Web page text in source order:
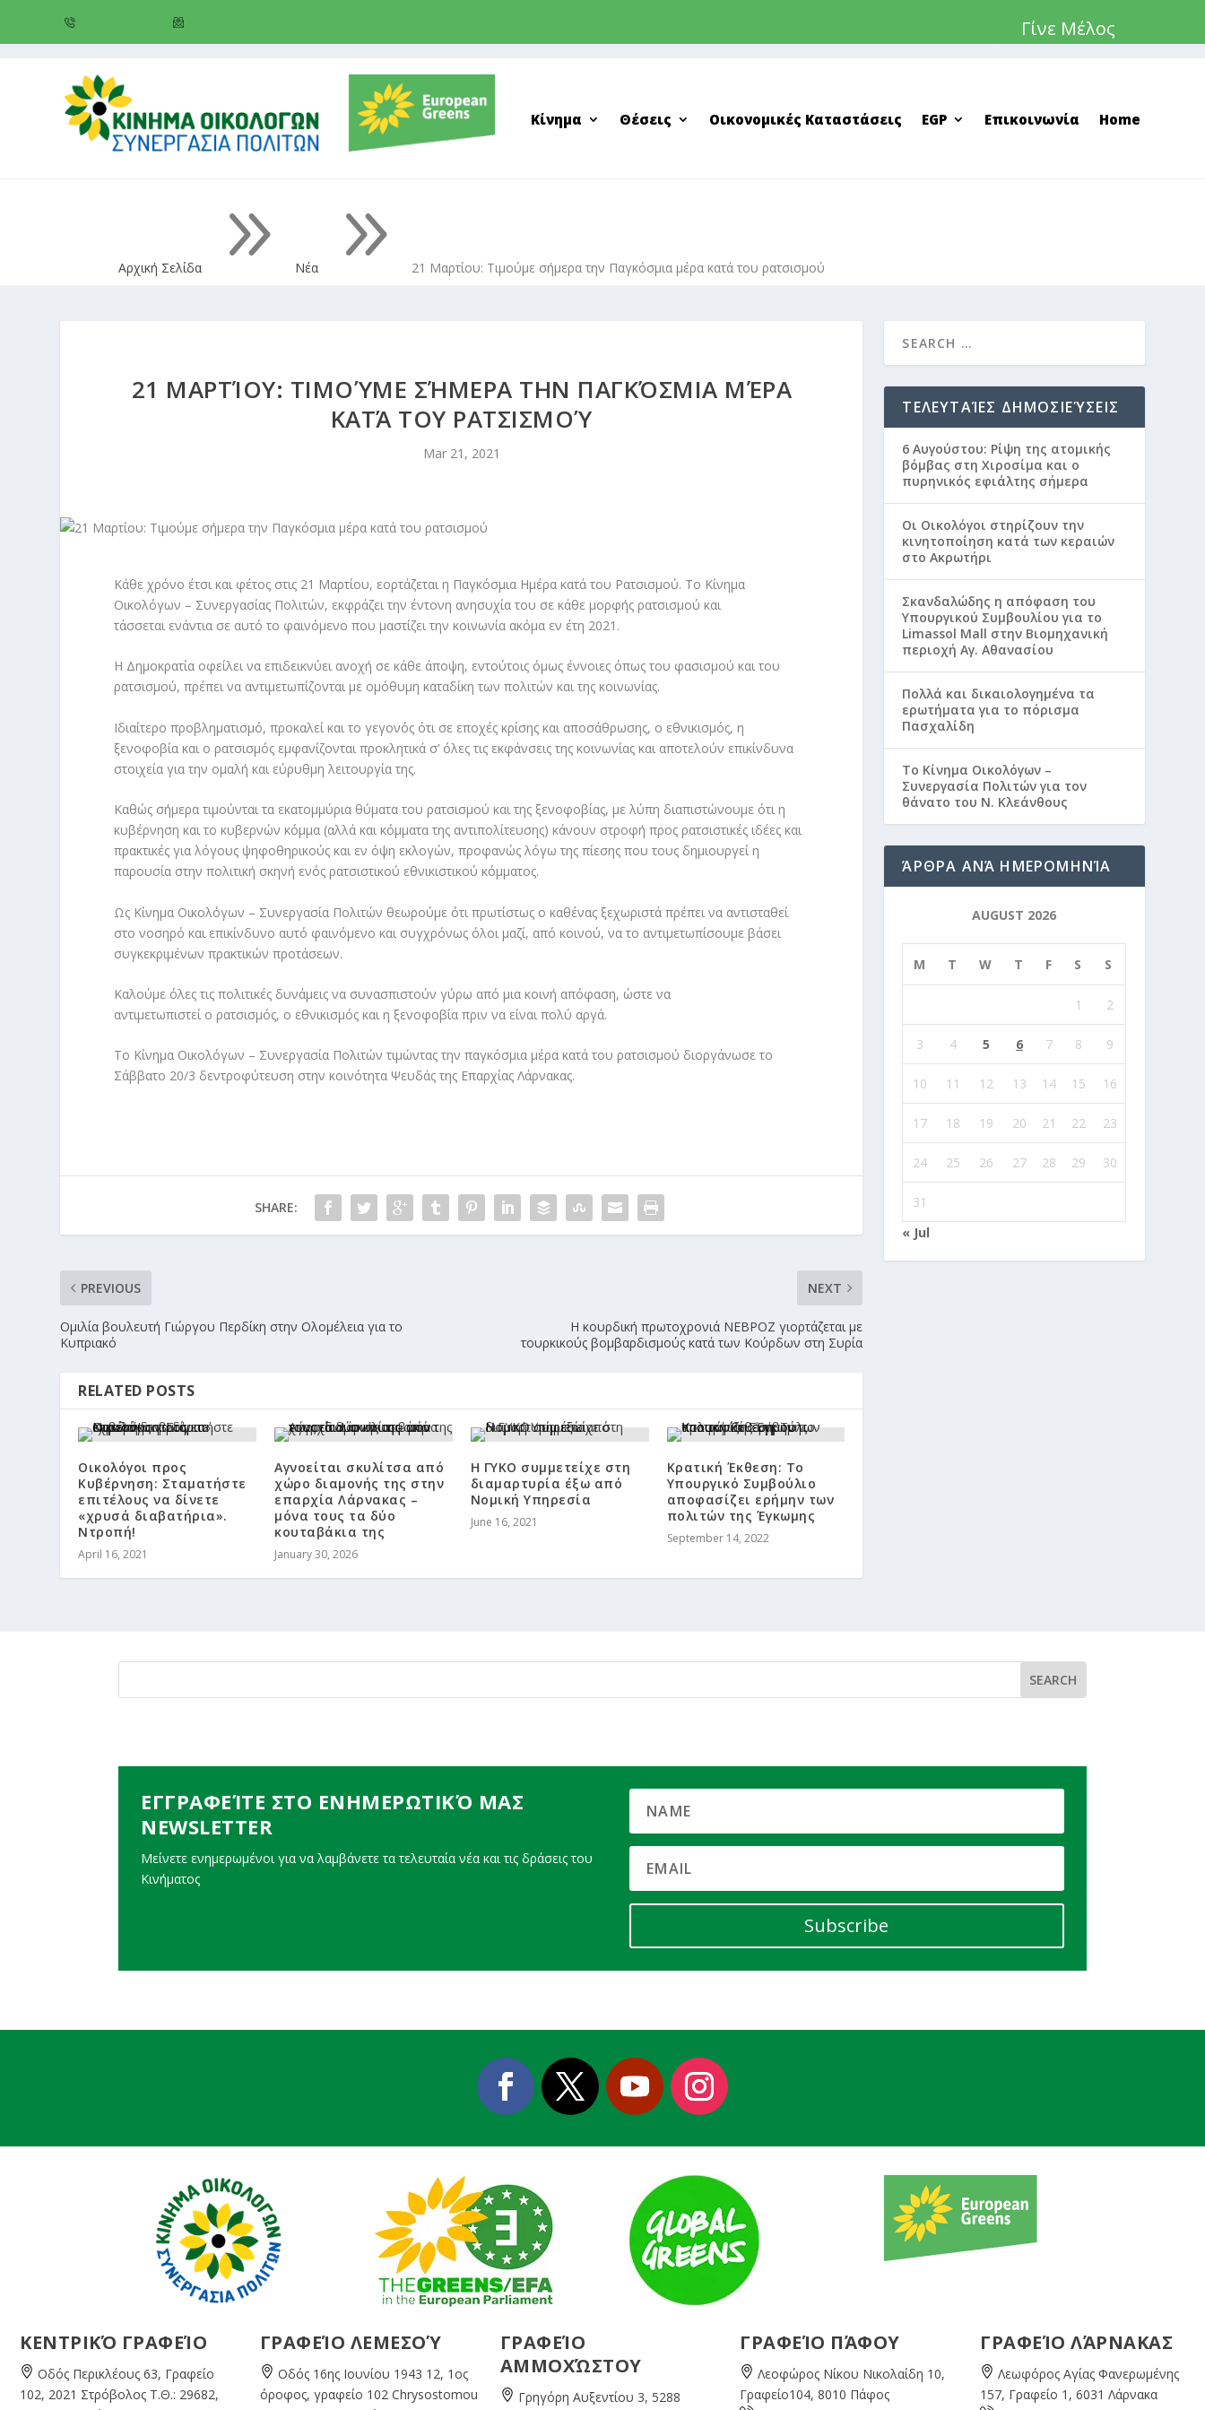
Γίνε Μέλος
Κίνημα Θέσεις Οικονομικές Καταστάσεις EGP Επικοινωνία Home
Αρχική Σελίδα 9 Νέα 9 21 Μαρτίου: Τιμούμε σήμερα την Παγκόσμια μέρα κατά του ρατσισμού
21 ΜΑΡΤΊΟΥ: ΤΙΜΟΎΜΕ ΣΉΜΕΡΑ ΤΗΝ ΠΑΓΚΌΣΜΙΑ ΜΈΡΑ
ΚΑΤΆ ΤΟΥ ΡΑΤΣΙΣΜΟΎ
Mar 21, 2021
Κάθε χρόνο έτσι και φέτος στις 21 Μαρτίου, εορτάζεται η Παγκόσμια Ημέρα κατά του Ρατσισμού. Το Κίνημα
Οικολόγων – Συνεργασίας Πολιτών, εκφράζει την έντονη ανησυχία του σε κάθε μορφής ρατσισμού και
τάσσεται ενάντια σε αυτό το φαινόμενο που μαστίζει την κοινωνία ακόμα εν έτη 2021.
Η Δημοκρατία οφείλει να επιδεικνύει ανοχή σε κάθε άποψη, εντούτοις όμως έννοιες όπως του φασισμού και του
ρατσισμού, πρέπει να αντιμετωπίζονται με ομόθυμη καταδίκη των πολιτών και της κοινωνίας.
Ιδιαίτερο προβληματισμό, προκαλεί και το γεγονός ότι σε εποχές κρίσης και αποσάθρωσης, ο εθνικισμός, η
ξενοφοβία και ο ρατσισμός εμφανίζονται προκλητικά σ’ όλες τις εκφάνσεις της κοινωνίας και αποτελούν επικίνδυνα
στοιχεία για την ομαλή και εύρυθμη λειτουργία της.
Καθώς σήμερα τιμούνται τα εκατομμύρια θύματα του ρατσισμού και της ξενοφοβίας, με λύπη διαπιστώνουμε ότι η
κυβέρνηση και το κυβερνών κόμμα (αλλά και κόμματα της αντιπολίτευσης) κάνουν στροφή προς ρατσιστικές ιδέες και
πρακτικές για λόγους ψηφοθηρικούς και εν όψη εκλογών, προφανώς λόγω της πίεσης που τους δημιουργεί η
παρουσία στην πολιτική σκηνή ενός ρατσιστικού εθνικιστικού κόμματος.
Ως Κίνημα Οικολόγων – Συνεργασία Πολιτών θεωρούμε ότι πρωτίστως ο καθένας ξεχωριστά πρέπει να αντισταθεί
στο νοσηρό και επικίνδυνο αυτό φαινόμενο και συγχρόνως όλοι μαζί, από κοινού, να το αντιμετωπίσουμε βάσει
συγκεκριμένων πρακτικών προτάσεων.
Καλούμε όλες τις πολιτικές δυνάμεις να συνασπιστούν γύρω από μια κοινή απόφαση, ώστε να
αντιμετωπιστεί ο ρατσισμός, ο εθνικισμός και η ξενοφοβία πριν να είναι πολύ αργά.
Το Κίνημα Οικολόγων – Συνεργασία Πολιτών τιμώντας την παγκόσμια μέρα κατά του ρατσισμού διοργάνωσε το
Σάββατο 20/3 δεντροφύτευση στην κοινότητα Ψευδάς της Επαρχίας Λάρνακας.
SHARE:
PREVIOUS
Ομιλία βουλευτή Γιώργου Περδίκη στην Ολομέλεια για το
Κυπριακό
NEXT
Η κουρδική πρωτοχρονιά ΝΕΒΡΟΖ γιορτάζεται με
τουρκικούς βομβαρδισμούς κατά των Κούρδων στη Συρία
RELATED POSTS
Οικολόγοι προς
Κυβέρνηση: Σταματήστε
επιτέλους να δίνετε
«χρυσά διαβατήρια».
Ντροπή!
April 16, 2021
Αγνοείται σκυλίτσα από
χώρο διαμονής της στην
επαρχία Λάρνακας –
μόνα τους τα δύο
κουταβάκια της
January 30, 2026
Η ΓΥΚΟ συμμετείχε στη
διαμαρτυρία έξω από
Νομική Υπηρεσία
June 16, 2021
Κρατική Έκθεση: Το
Υπουργικό Συμβούλιο
αποφασίζει ερήμην των
πολιτών της Έγκωμης
September 14, 2022
ΤΕΛΕΥΤΑΊΕΣ ΔΗΜΟΣΙΕΎΣΕΙΣ
6 Αυγούστου: Ρίψη της ατομικής
βόμβας στη Χιροσίμα και ο
πυρηνικός εφιάλτης σήμερα
Οι Οικολόγοι στηρίζουν την
κινητοποίηση κατά των κεραιών
στο Ακρωτήρι
Σκανδαλώδης η απόφαση του
Υπουργικού Συμβουλίου για το
Limassol Mall στην Βιομηχανική
περιοχή Αγ. Αθανασίου
Πολλά και δικαιολογημένα τα
ερωτήματα για το πόρισμα
Πασχαλίδη
Το Κίνημα Οικολόγων –
Συνεργασία Πολιτών για τον
θάνατο του Ν. Κλεάνθους
ΆΡΘΡΑ ΑΝΆ ΗΜΕΡΟΜΗΝΊΑ
AUGUST 2026
M T W T F S S
1 2
3 4 5 6 7 8 9
10 11 12 13 14 15 16
17 18 19 20 21 22 23
24 25 26 27 28 29 30
31
« Jul
ΕΓΓΡΑΦΕΊΤΕ ΣΤΟ ΕΝΗΜΕΡΩΤΙΚΌ ΜΑΣ
NEWSLETTER
Μείνετε ενημερωμένοι για να λαμβάνετε τα τελευταία νέα και τις δράσεις του
Κινήματος
Subscribe
ΚΕΝΤΡΙΚΌ ΓΡΑΦΕΊΟ
Οδός Περικλέους 63, Γραφείο
102, 2021 Στρόβολος Τ.Θ.: 29682,
ΓΡΑΦΕΊΟ ΛΕΜΕΣΟΎ
Οδός 16ης Ιουνίου 1943 12, 1ος
όροφος, γραφείο 102 Chrysostomou
ΓΡΑΦΕΊΟ
ΑΜΜΟΧΏΣΤΟΥ
Γρηγόρη Αυξεντίου 3, 5288
ΓΡΑΦΕΊΟ ΠΆΦΟΥ
Λεοφώρος Νίκου Νικολαίδη 10,
Γραφείο104, 8010 Πάφος
ΓΡΑΦΕΊΟ ΛΆΡΝΑΚΑΣ
Λεωφόρος Αγίας Φανερωμένης
157, Γραφείο 1, 6031 Λάρνακα